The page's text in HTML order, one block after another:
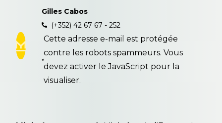
Gilles Cabos
(+352) 42 67 67 - 252
Cette adresse e-mail est protégée
contre les robots spammeurs. Vous
devez activer le JavaScript pour la
visualiser.